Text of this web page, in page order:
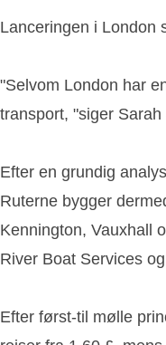
Lanceringen i London
"Selvom London har
transport, "siger
Efter en grundig
Ruterne bygger
Kennington, Vauxhall
River Boat Services
Efter først-til mølle